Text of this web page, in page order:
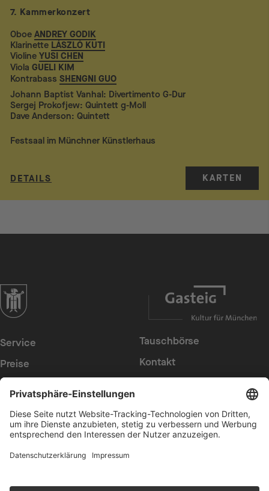
7. Kammerkonzert
Oboe ANDREY GODIK
Klarinette LÁSZLÓ KUTI
Violine YUSI CHEN
Viola GUELI KIM
Kontrabass SHENGNI GUO
Johann Baptist Vanhal: Divertimento G-Dur
Sergej Prokofjew: Quintett g-Moll
Dave Anderson: Quintett
Festsaal im Münchner Künstlerhaus
DETAILS KARTEN
zur Website der Landeshauptstadt München
Service
Preise
Konzerte
Tauschbörse
Kontakt
AGB